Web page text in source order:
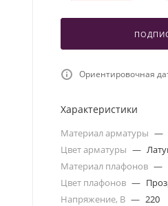
Ориентировочная
Характеристики
Материал арматуры —
Цвет арматуры —
Материал плафонов —
Цвет плафонов —
Напряжение, В — 220